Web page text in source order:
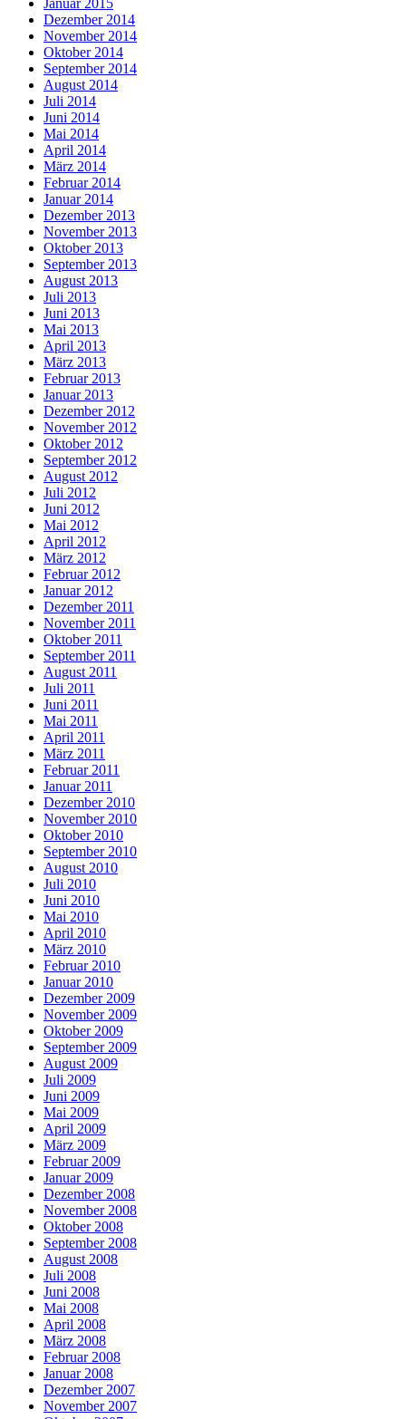
Januar 2015
Dezember 2014
November 2014
Oktober 2014
September 2014
August 2014
Juli 2014
Juni 2014
Mai 2014
April 2014
März 2014
Februar 2014
Januar 2014
Dezember 2013
November 2013
Oktober 2013
September 2013
August 2013
Juli 2013
Juni 2013
Mai 2013
April 2013
März 2013
Februar 2013
Januar 2013
Dezember 2012
November 2012
Oktober 2012
September 2012
August 2012
Juli 2012
Juni 2012
Mai 2012
April 2012
März 2012
Februar 2012
Januar 2012
Dezember 2011
November 2011
Oktober 2011
September 2011
August 2011
Juli 2011
Juni 2011
Mai 2011
April 2011
März 2011
Februar 2011
Januar 2011
Dezember 2010
November 2010
Oktober 2010
September 2010
August 2010
Juli 2010
Juni 2010
Mai 2010
April 2010
März 2010
Februar 2010
Januar 2010
Dezember 2009
November 2009
Oktober 2009
September 2009
August 2009
Juli 2009
Juni 2009
Mai 2009
April 2009
März 2009
Februar 2009
Januar 2009
Dezember 2008
November 2008
Oktober 2008
September 2008
August 2008
Juli 2008
Juni 2008
Mai 2008
April 2008
März 2008
Februar 2008
Januar 2008
Dezember 2007
November 2007